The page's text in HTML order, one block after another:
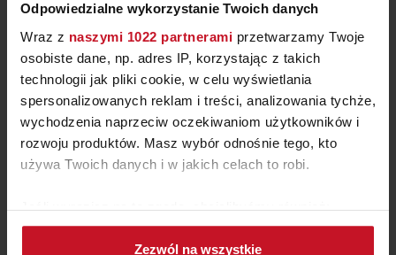
Odpowiedzialne wykorzystanie Twoich danych
Wraz z naszymi 1022 partnerami przetwarzamy Twoje
osobiste dane, np. adres IP, korzystając z takich
technologii jak pliki cookie, w celu wyświetlania
spersonalizowanych reklam i treści, analizowania tychże,
wychodzenia naprzeciw oczekiwaniom użytkowników i
rozwoju produktów. Masz wybór odnośnie tego, kto
używa Twoich danych i w jakich celach to robi.
Jeśli wyrazisz na to zgodę, chcielibyśmy również:
Gromadzić dane dotyczące Twojej lokalizacji
Zezwól na wszystkie
SATURATOR DO WODY
CAROBONATOR PRO AARKE